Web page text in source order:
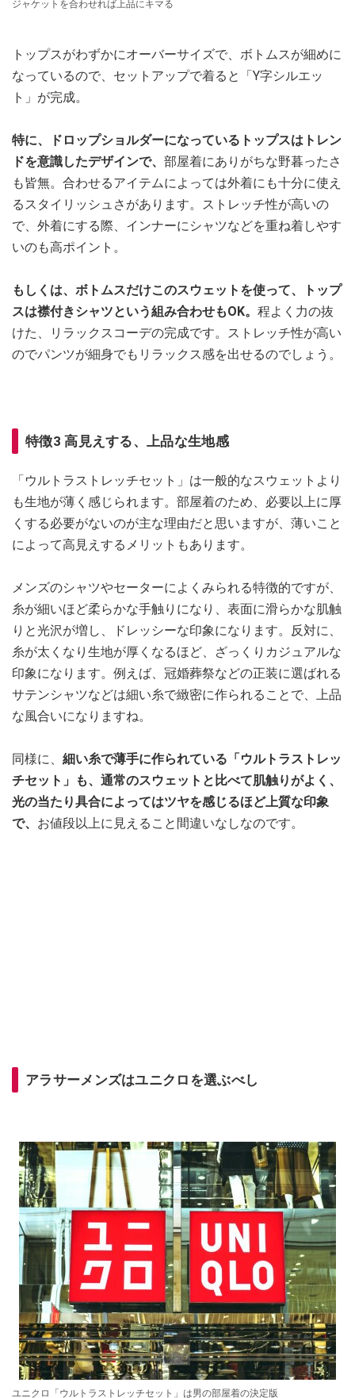
ジャケットを合わせれば上品にキマる
トップスがわずかにオーバーサイズで、ボトムスが細めに
なっているので、セットアップで着ると「Y字シルエッ
ト」が完成。
特に、ドロップショルダーになっているトップスはトレン
ドを意識したデザインで、 部屋着にありがちな野暮ったさ
も皆無。合わせるアイテムによっては外着にも十分に使え
るスタイリッシュさがあります。ストレッチ性が高いの
で、外着にする際、インナーにシャツなどを重ね着しやす
いのも高ポイント。
もしくは、ボトムスだけこのスウェットを使って、トップ
スは襟付きシャツという組み合わせもOK。 程よく力の抜
けた、リラックスコーデの完成です。ストレッチ性が高い
のでパンツが細身でもリラックス感を出せるのでしょう。
特徴3 高見えする、上品な生地感
「ウルトラストレッチセット」は一般的なスウェットより
も生地が薄く感じられます。部屋着のため、必要以上に厚
くする必要がないのが主な理由だと思いますが、薄いこと
によって高見えするメリットもあります。
メンズのシャツやセーターによくみられる特徴的ですが、
糸が細いほど柔らかな手触りになり、表面に滑らかな肌触
りと光沢が増し、ドレッシーな印象になります。反対に、
糸が太くなり生地が厚くなるほど、ざっくりカジュアルな
印象になります。例えば、冠婚葬祭などの正装に選ばれる
サテンシャツなどは細い糸で緻密に作られることで、上品
な風合いになりますね。
同様に、 細い糸で薄手に作られている「ウルトラストレッ
チセット」も、通常のスウェットと比べて肌触りがよく、
光の当たり具合によってはツヤを感じるほど上質な印象
で、 お値段以上に見えること間違いなしなのです。
アラサーメンズはユニクロを選ぶべし
ユニクロ「ウルトラストレッチセット」は男の部屋着の決定版